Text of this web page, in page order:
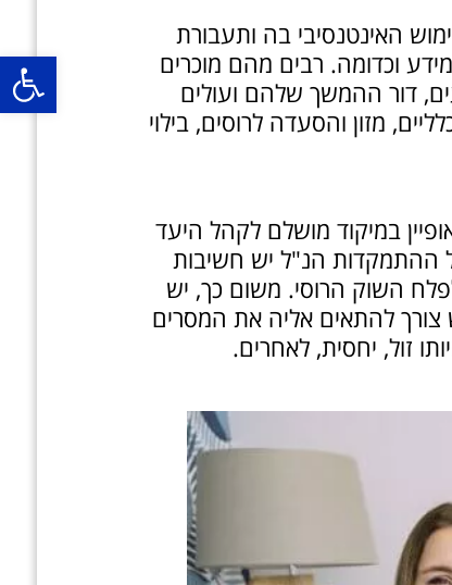
האינטנסיבי בה ותעבורת
וכדומה. רבים מהם מוכרים
דור ההמשך שלהם ועולים
מזון והסעדה לרוסים, בילוי
במיקוד מושלם לקהל היעד
ההתמקדות הנ"ל יש חשיבות
השוק הרוסי. משום כך, יש
צורך להתאים אליה את המסרים
זול, יחסית, לאחרים.